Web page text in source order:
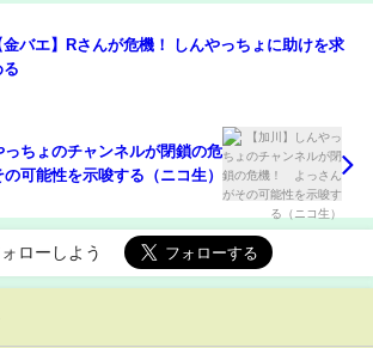
金バエ】Rさんが危機！ しんやっちょに助けを求
る
っちょのチャンネルが閉鎖の危
可能性を示唆する（ニコ生）
ローしよう